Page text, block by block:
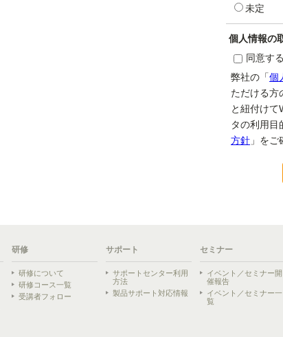
研修
研修について
研修コース一覧
受講者フォロー
サポート
サポートセンター利用
方法
製品サポート対応情報
セミナー
イベント／セミナー開
催報告
イベント／セミナー一
覧